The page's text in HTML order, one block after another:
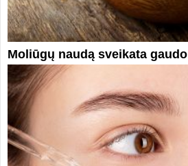
Moliūgų naudą sveikata gaudo